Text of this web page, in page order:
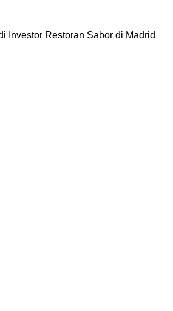
Investor Restoran Sabor di Madrid